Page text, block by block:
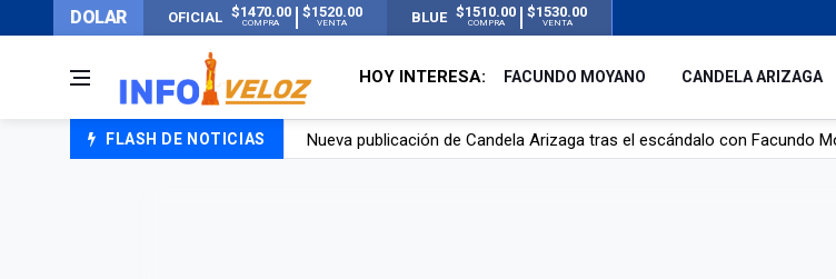
DOLAR OFICIAL $1470.00
COMPRA
$1520.00
VENTA BLUE $1510.00
COMPRA
$1530.00
VENTA
HOY INTERESA: FACUNDO MOYANO CANDELA ARIZAGA
FLASH DE NOTICIAS
Un joven murió quemado por su novia en San Luis: pasó seis días de